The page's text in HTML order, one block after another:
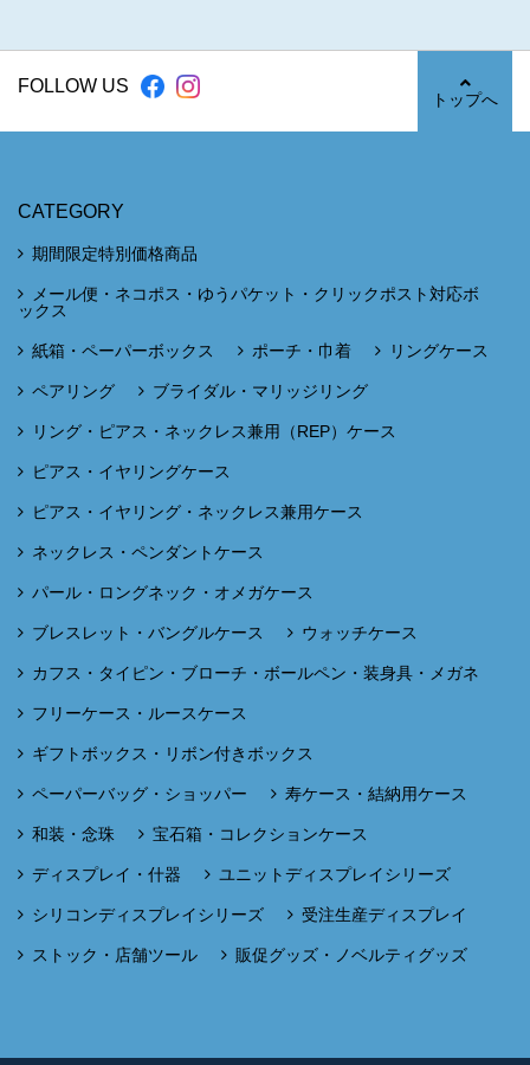
FOLLOW US
トップへ
CATEGORY
期間限定特別価格商品
メール便・ネコポス・ゆうパケット・クリックポスト対応ボ
ックス
紙箱・ペーパーボックス ポーチ・巾着 リングケース
ペアリング ブライダル・マリッジリング
リング・ピアス・ネックレス兼用（REP）ケース
ピアス・イヤリングケース
ピアス・イヤリング・ネックレス兼用ケース
ネックレス・ペンダントケース
パール・ロングネック・オメガケース
ブレスレット・バングルケース ウォッチケース
カフス・タイピン・ブローチ・ボールペン・装身具・メガネ
フリーケース・ルースケース
ギフトボックス・リボン付きボックス
ペーパーバッグ・ショッパー 寿ケース・結納用ケース
和装・念珠 宝石箱・コレクションケース
ディスプレイ・什器 ユニットディスプレイシリーズ
シリコンディスプレイシリーズ 受注生産ディスプレイ
ストック・店舗ツール 販促グッズ・ノベルティグッズ